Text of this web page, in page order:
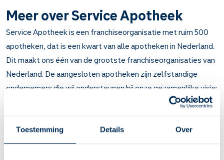
Toestemming Details Over
Meer over Service Apotheek
Service Apotheek is een franchiseorganisatie met ruim 500
apotheken, dat is een kwart van alle apotheken in Nederland.
Dit maakt ons één van de grootste franchiseorganisaties van
Nederland. De aangesloten apotheken zijn zelfstandige
ondernemers die wij ondersteunen bij onze gezamenlijke visie:
de beste gastvrije farmaceutische experts van Nederland die
leven met medicijnen makkelijker maken.
Je komt te werken op het hoofdkantoor van Service
Apotheek in Den Bosch. Je gaat aan de slag in een kleine